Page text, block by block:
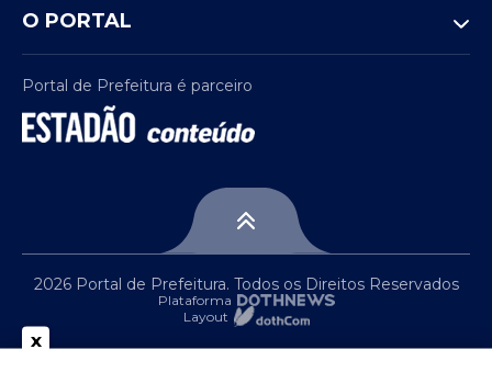
O PORTAL
Portal de Prefeitura é parceiro
2026 Portal de Prefeitura. Todos os Direitos Reservados
Plataforma
Layout
x